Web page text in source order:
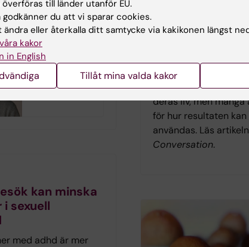
samt
tidshjälpmedel.
Är din svartsjuka
ett problem?
kan minska
sexuell
med adhd är mer
Forskning från
till genetisk forskning
så länge syftet är att
deras liv, men många
för hur resultaten
användas. Läs
Conversation.
till länder utanför EU.
du att vi sparar cookies.
ändra eller återkalla ditt samtycke via kakikonen längst
kakor
in English
Tillåt mina valda kakor